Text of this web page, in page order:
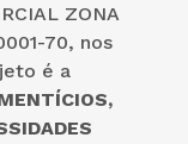
ZONA
70, nos
é a